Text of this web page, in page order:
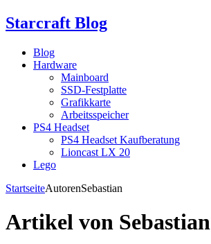
Starcraft Blog
Blog
Hardware
Mainboard
SSD-Festplatte
Grafikkarte
Arbeitsspeicher
PS4 Headset
PS4 Headset Kaufberatung
Lioncast LX 20
Lego
StartseiteAutorenSebastian
Artikel von Sebastian